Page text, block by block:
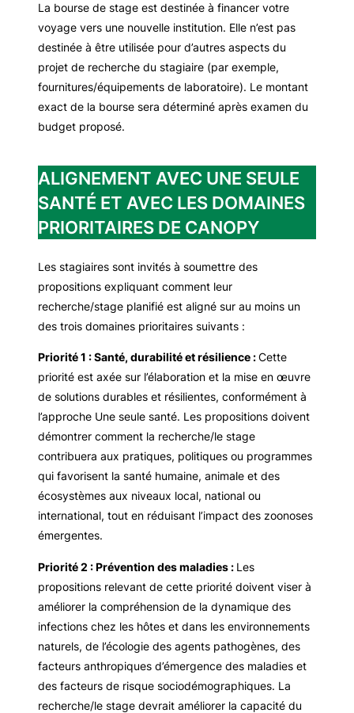
La bourse de stage est destinée à financer votre
voyage vers une nouvelle institution. Elle n’est pas
destinée à être utilisée pour d’autres aspects du
projet de recherche du stagiaire (par exemple,
fournitures/équipements de laboratoire). Le montant
exact de la bourse sera déterminé après examen du
budget proposé.
ALIGNEMENT AVEC UNE SEULE
SANTÉ ET AVEC LES DOMAINES
PRIORITAIRES DE CANOPY
Les stagiaires sont invités à soumettre des
propositions expliquant comment leur
recherche/stage planifié est aligné sur au moins un
des trois domaines prioritaires suivants :
Priorité 1 : Santé, durabilité et résilience :Cette
priorité est axée sur l’élaboration et la mise en œuvre
de solutions durables et résilientes, conformément à
l’approche Une seule santé. Les propositions doivent
démontrer comment la recherche/le stage
contribuera aux pratiques, politiques ou programmes
qui favorisent la santé humaine, animale et des
écosystèmes aux niveaux local, national ou
international, tout en réduisant l’impact des zoonoses
émergentes.
Priorité 2 : Prévention des maladies : Les
propositions relevant de cette priorité doivent viser à
améliorer la compréhension de la dynamique des
infections chez les hôtes et dans les environnements
naturels, de l’écologie des agents pathogènes, des
facteurs anthropiques d’émergence des maladies et
des facteurs de risque sociodémographiques. La
recherche/le stage devrait améliorer la capacité du